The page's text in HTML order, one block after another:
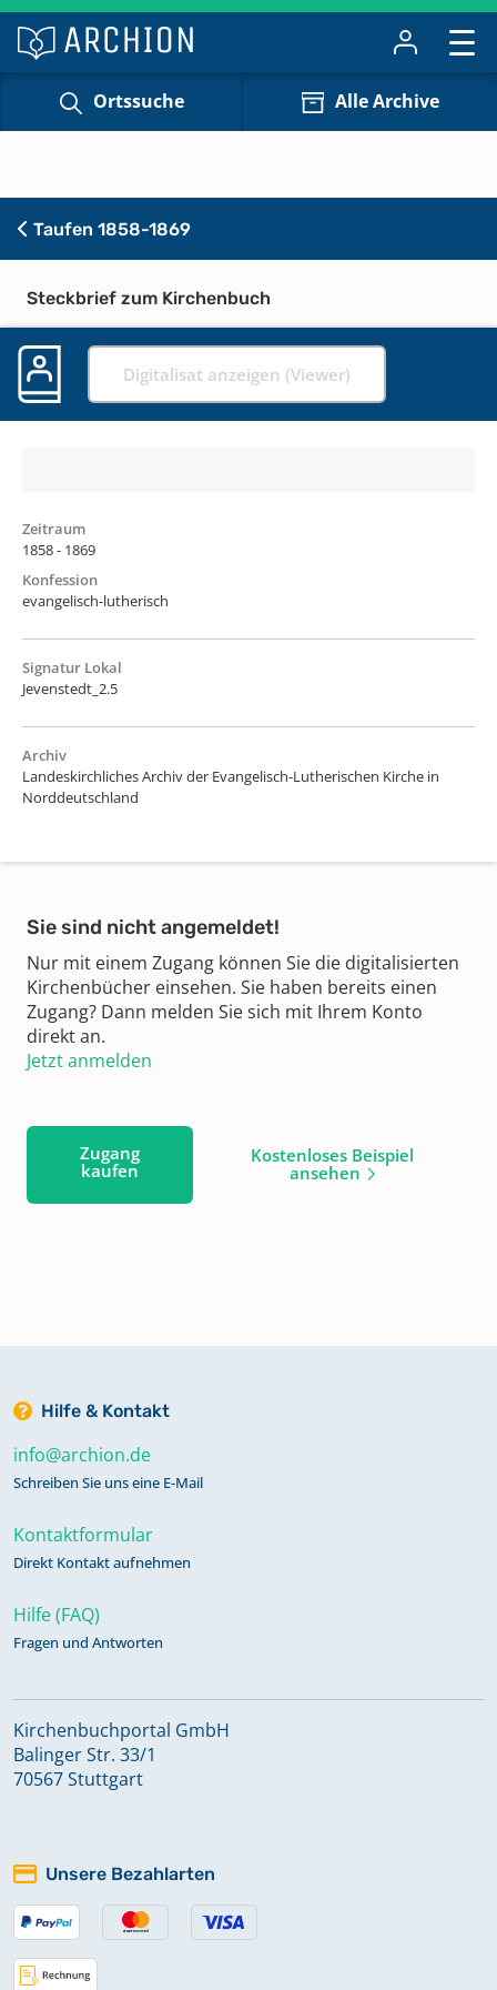
Ortssuche Alle Archive
Taufen 1858-1869
Steckbrief zum Kirchenbuch
Digitalisat anzeigen (Viewer)
Zeitraum
1858 - 1869
Konfession
evangelisch-lutherisch
Signatur Lokal
Jevenstedt_2.5
Archiv
Landeskirchliches Archiv der Evangelisch-Lutherischen Kirche in
Norddeutschland
Sie sind nicht angemeldet!
Nur mit einem Zugang können Sie die digitalisierten
Kirchenbücher einsehen. Sie haben bereits einen
Zugang? Dann melden Sie sich mit Ihrem Konto
direkt an.
Jetzt anmelden
Zugang
kaufen
Kostenloses Beispiel
ansehen
Hilfe & Kontakt
info@archion.de
Schreiben Sie uns eine E-Mail
Kontaktformular
Direkt Kontakt aufnehmen
Hilfe (FAQ)
Fragen und Antworten
Kirchenbuchportal GmbH
Balinger Str. 33/1
70567 Stuttgart
Unsere Bezahlarten